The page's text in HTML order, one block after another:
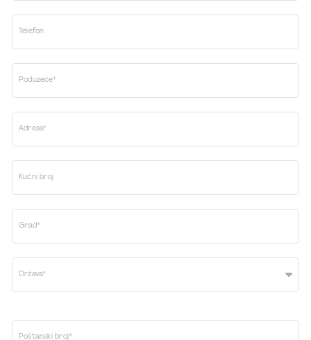
Telefon
Poduzeće*
Adresa*
Kućni broj
Grad*
Država*
Poštanski broj*